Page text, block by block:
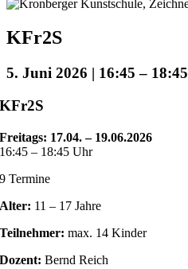
KFr2S
5. Juni 2026 | 16:45 – 18:45
KFr2S
Freitags: 17.04. – 19.06.2026
16:45 – 18:45 Uhr
9 Termine
Alter: 11 – 17 Jahre
Teilnehmer: max. 14 Kinder
Dozent: Bernd Reich